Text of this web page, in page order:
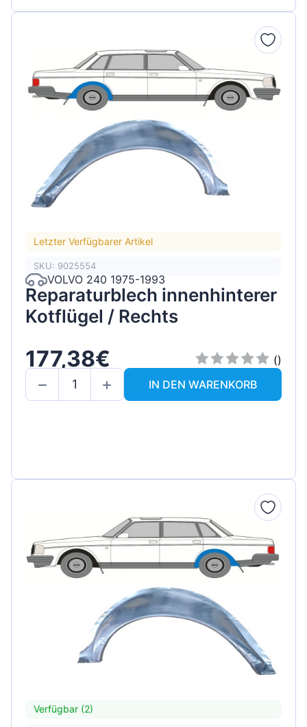
Letzter Verfügbarer Artikel
SKU: 9025554
VOLVO 240 1975-1993
Reparaturblech innenhinterer
Kotflügel / Rechts
177,38€
()
IN DEN WARENKORB
Verfügbar (2)